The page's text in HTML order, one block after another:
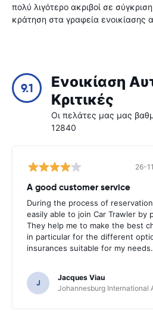
πολύ λιγότερο ακριβοί σε
κράτηση στα γραφεία ενοικίασης
9.1
Ενοικίαση
Κριτικές
Οι πελάτες μας μας
12840
26-
A good customer service
During the process of
easily able to join Car Trawler by
They help me to make the best
in particular for the different
insurances suitable for my needs.
J
Jacques Viau
Johannesburg International